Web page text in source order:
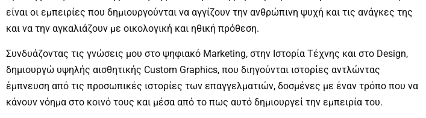
είναι οι εμπειρίες που δημιουργούνται να αγγίζουν την ανθρώπινη ψυχή και τις ανάγκες της
και να την αγκαλιάζουν με οικολογική και ηθική πρόθεση.
Συνδυάζοντας τις γνώσεις μου στο ψηφιακό Marketing, στην Ιστορία Τέχνης και στο Design,
δημιουργώ υψηλής αισθητικής Custom Graphics, που διηγούνται ιστορίες αντλώντας
έμπνευση από τις προσωπικές ιστορίες των επαγγελματιών, δοσμένες με έναν τρόπο που να
κάνουν νόημα στο κοινό τους και μέσα από το πως αυτό δημιουργεί την εμπειρία του.